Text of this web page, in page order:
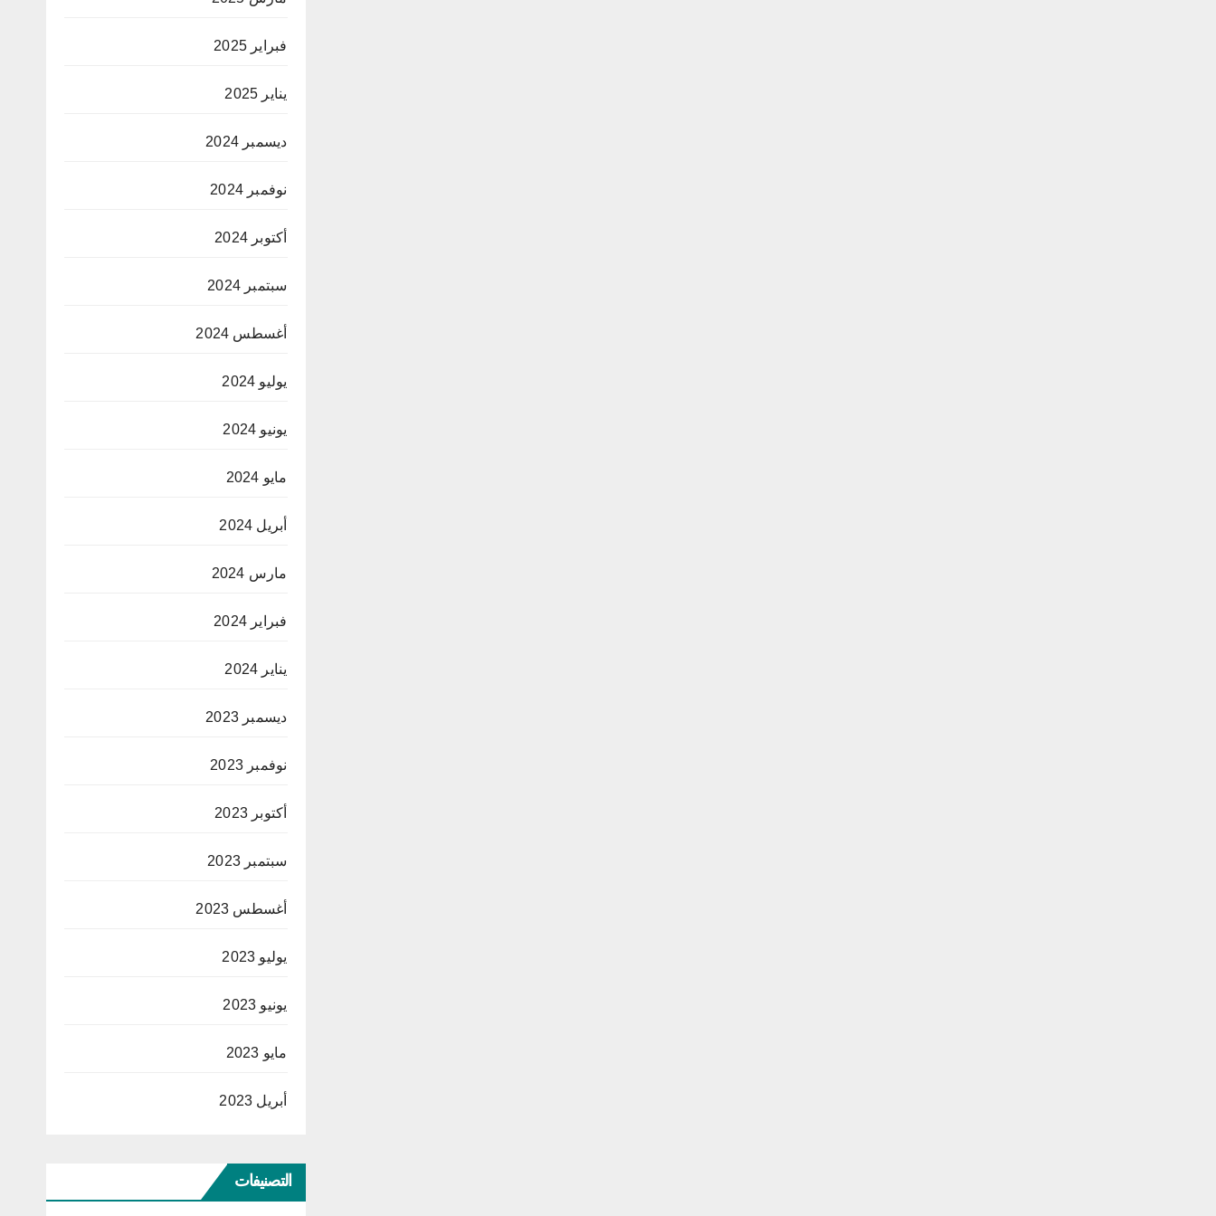
فبراير 2025
يناير 2025
ديسمبر 2024
نوفمبر 2024
أكتوبر 2024
سبتمبر 2024
أغسطس 2024
يوليو 2024
يونيو 2024
مايو 2024
أبريل 2024
مارس 2024
فبراير 2024
يناير 2024
ديسمبر 2023
نوفمبر 2023
أكتوبر 2023
سبتمبر 2023
أغسطس 2023
يوليو 2023
يونيو 2023
مايو 2023
أبريل 2023
التصنيفات